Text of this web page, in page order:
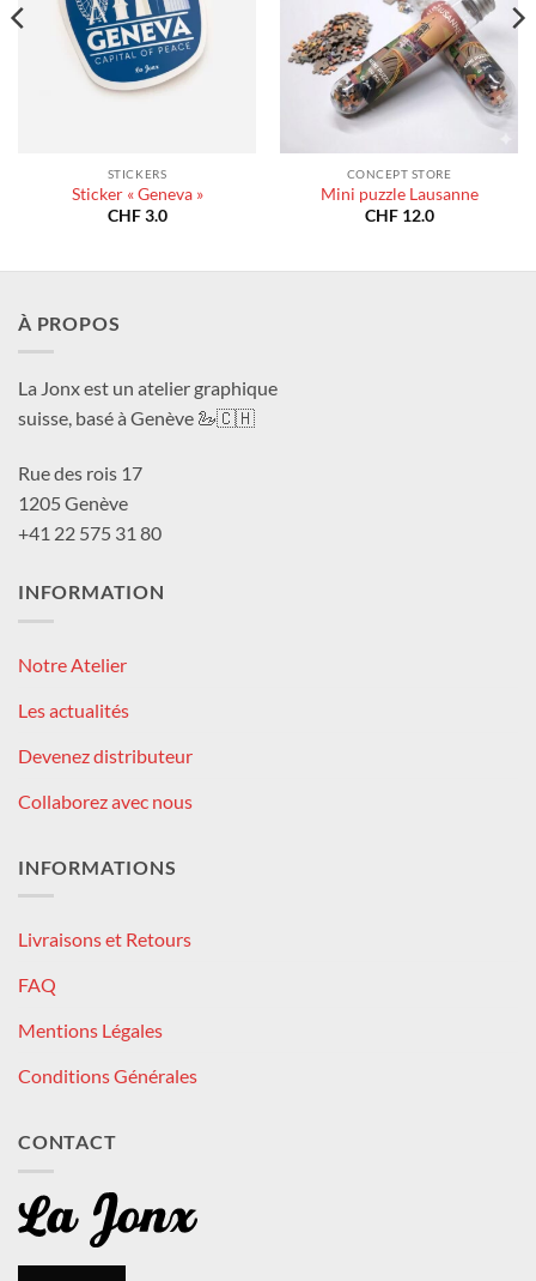
STICKERS
Sticker « Geneva »
CHF3.0
CONCEPT STORE
Mini puzzle Lausanne
CHF12.0
À PROPOS
La Jonx est un atelier graphique
suisse, basé à Genève 🦢🇨🇭
Rue des rois 17
1205 Genève
+41 22 575 31 80
INFORMATION
Notre Atelier
Les actualités
Devenez distributeur
Collaborez avec nous
INFORMATIONS
Livraisons et Retours
FAQ
Mentions Légales
Conditions Générales
CONTACT